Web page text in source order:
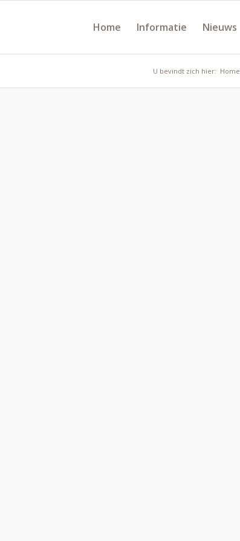
Home Informatie Nieuws
U bevindt zich hier: Home